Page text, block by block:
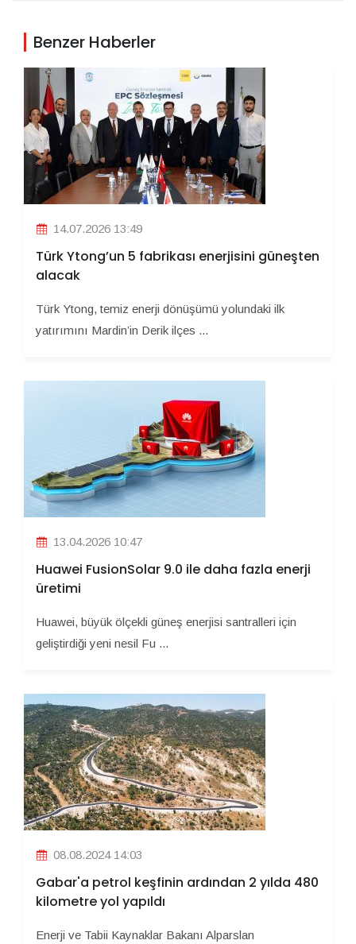
Benzer Haberler
14.07.2026 13:49
Türk Ytong’un 5 fabrikası enerjisini güneşten
alacak
Türk Ytong, temiz enerji dönüşümü yolundaki ilk
yatırımını Mardin’in Derik ilçes ...
13.04.2026 10:47
Huawei FusionSolar 9.0 ile daha fazla enerji
üretimi
Huawei, büyük ölçekli güneş enerjisi santralleri için
geliştirdiği yeni nesil Fu ...
08.08.2024 14:03
Gabar'a petrol keşfinin ardından 2 yılda 480
kilometre yol yapıldı
Enerji ve Tabii Kaynaklar Bakanı Alparslan